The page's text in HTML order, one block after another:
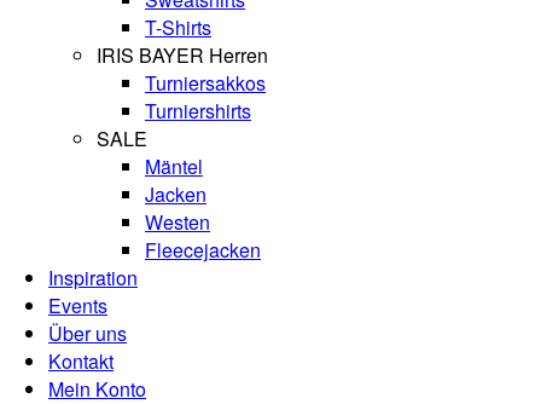
T-Shirts
IRIS BAYER Herren
Turniersakkos
Turniershirts
SALE
Mäntel
Jacken
Westen
Fleecejacken
Inspiration
Events
Über uns
Kontakt
Mein Konto